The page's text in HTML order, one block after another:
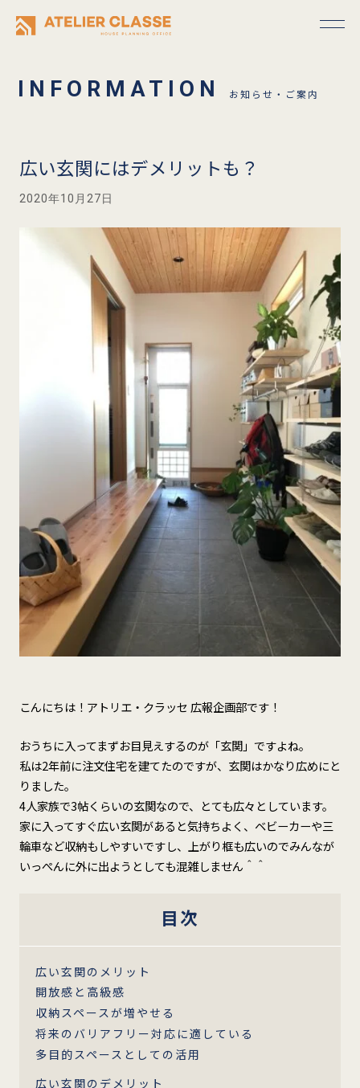
お知らせ・ご案内
広い玄関にはデメリットも？
2020年10月27日
こんにちは！アトリエ・クラッセ 広報企画部です！
おうちに入ってまずお目見えするのが「玄関」ですよね。
私は2年前に注文住宅を建てたのですが、玄関はかなり広めにと
りました。
4人家族で3帖くらいの玄関なので、とても広々としています。
家に入ってすぐ広い玄関があると気持ちよく、ベビーカーや三
輪車など収納もしやすいですし、上がり框も広いのでみんなが
いっぺんに外に出ようとしても混雑しません＾＾
目次
広い玄関のメリット
開放感と高級感
収納スペースが増やせる
将来のバリアフリー対応に適している
多目的スペースとしての活用
広い玄関のデメリット